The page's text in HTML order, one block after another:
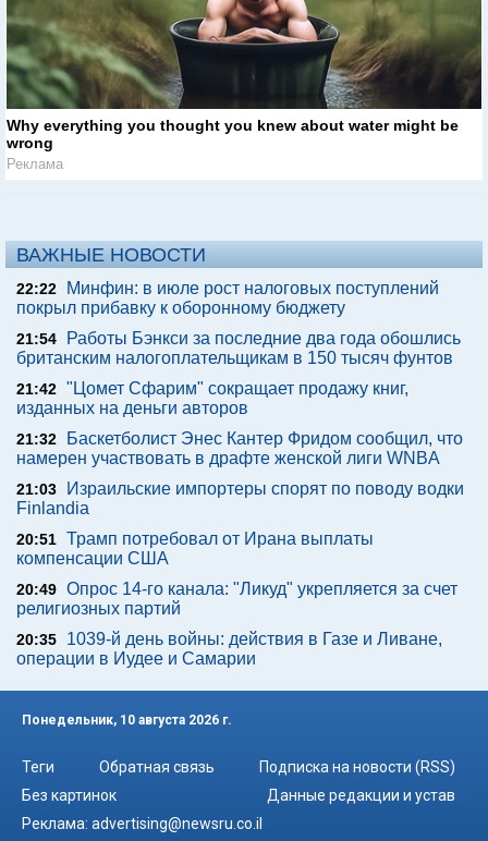
Why everything you thought you knew about water might be
wrong
Реклама
ВАЖНЫЕ НОВОСТИ
22:22
Минфин: в июле рост налоговых поступлений
покрыл прибавку к оборонному бюджету
21:54
Работы Бэнкси за последние два года обошлись
британским налогоплательщикам в 150 тысяч фунтов
21:42 "Цомет Сфарим" сокращает продажу книг,
изданных на деньги авторов
21:32
Баскетболист Энес Кантер Фридом сообщил, что
намерен участвовать в драфте женской лиги WNBA
21:03
Израильские импортеры спорят по поводу водки
Finlandia
20:51 Трамп потребовал от Ирана выплаты
компенсации США
20:49 Опрос 14-го канала: "Ликуд" укрепляется за счет
религиозных партий
20:35
1039-й день войны: действия в Газе и Ливане,
операции в Иудее и Самарии
Понедельник, 10 августа 2026 г.
Теги Обратная связь
Подписка на новости (RSS)
Без картинок
Данные редакции и устав
Реклама: advertising@newsru.co.il